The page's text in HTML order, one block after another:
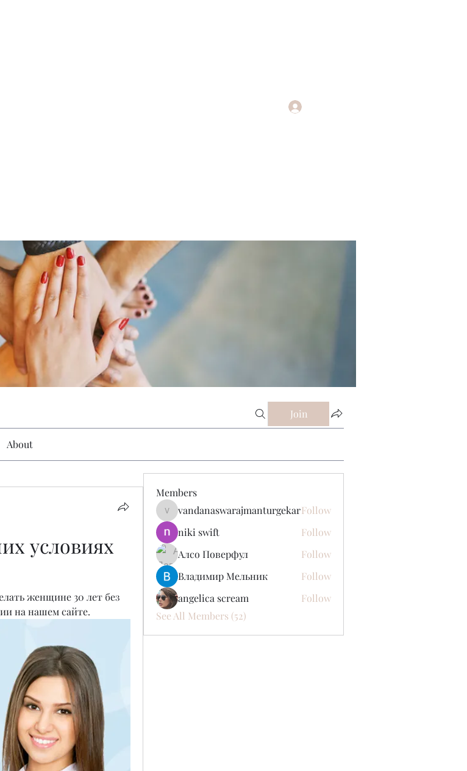
Join
About
условиях
женщине 30 лет без
на нашем сайте.
Members
vandanaswarajmanturgekar
vandanaswarajmanturgekarFollow
niki swift
Follow
Алсо Поверфул
Follow
Владимир Мельник
Follow
angelica scream
Follow
See All Members (52)